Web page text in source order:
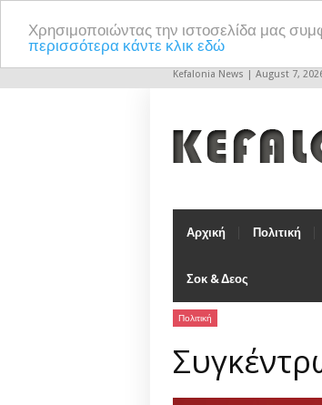
Χρησιμοποιώντας την ιστοσελίδα μας
περισσότερα κάντε κλικ εδώ
Kefalonia News | August 7,
Αρχική Πολιτική
Σοκ & Δεος
Πολιτική